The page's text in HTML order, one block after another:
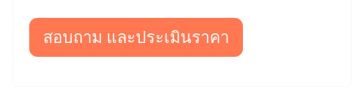
สอบถาม และประเมินราคา